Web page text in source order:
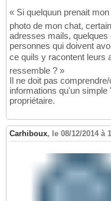
« Si quelquun prenait
photo de mon chat,
adresses mails, quelques
personnes qui doivent
ce quils y racontent
ressemble ? »
Il ne doit pas
informations qu'un
propriétaire.
Carhiboux, le 08/12/2014 à